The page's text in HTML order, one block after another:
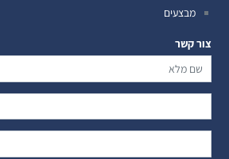
מבצעים
צור קשר